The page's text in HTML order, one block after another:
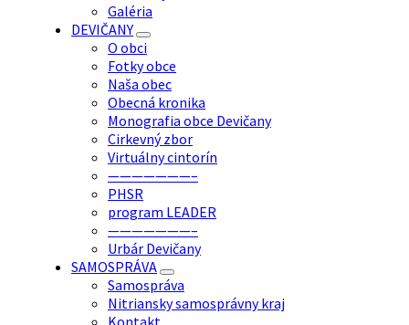
Galéria
DEVIČANY
O obci
Fotky obce
Naša obec
Obecná kronika
Monografia obce Devičany
Cirkevný zbor
Virtuálny cintorín
———————–
PHSR
program LEADER
———————–
Urbár Devičany
SAMOSPRÁVA
Samospráva
Nitriansky samosprávny kraj
Kontakt